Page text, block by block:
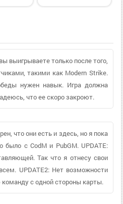
выигрываете только после того,
такими как Modern Strike.
нужен навык. Игра должна
что ее скоро закроют.
что они есть и здесь, но я пока
было с CodM и PubGM. UPDATE:
Так что я отнесу свои
UPDATE2: Нет возможности
команду с одной стороны карты.